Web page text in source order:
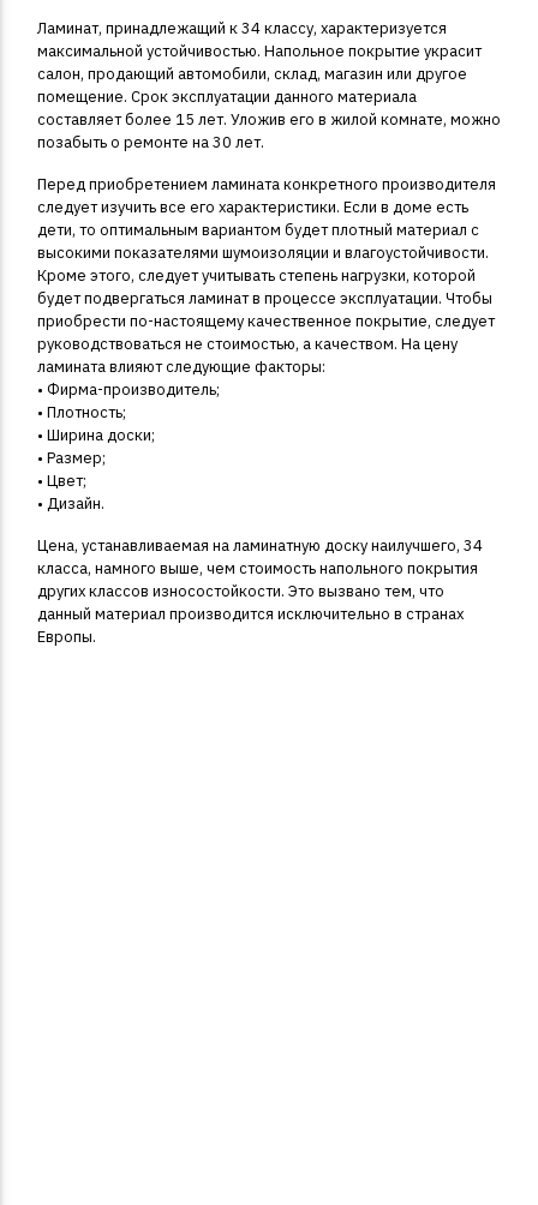
Ламинат, принадлежащий к 34 классу, характеризуется
максимальной устойчивостью. Напольное покрытие украсит
салон, продающий автомобили, склад, магазин или другое
помещение. Срок эксплуатации данного материала
составляет более 15 лет. Уложив его в жилой комнате, можно
позабыть о ремонте на 30 лет.
Перед приобретением ламината конкретного производителя
следует изучить все его характеристики. Если в доме есть
дети, то оптимальным вариантом будет плотный материал с
высокими показателями шумоизоляции и влагоустойчивости.
Кроме этого, следует учитывать степень нагрузки, которой
будет подвергаться ламинат в процессе эксплуатации. Чтобы
приобрести по-настоящему качественное покрытие, следует
руководствоваться не стоимостью, а качеством. На цену
ламината влияют следующие факторы:
• Фирма-производитель;
• Плотность;
• Ширина доски;
• Размер;
• Цвет;
• Дизайн.
Цена, устанавливаемая на ламинатную доску наилучшего, 34
класса, намного выше, чем стоимость напольного покрытия
других классов износостойкости. Это вызвано тем, что
данный материал производится исключительно в странах
Европы.